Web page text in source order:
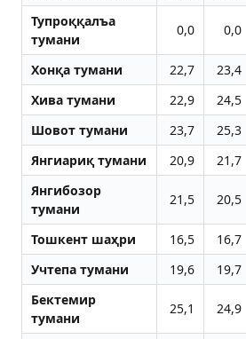
Тупроққалъа
тумани
0,0 0,0
Хонқа тумани 22,7 23,4
Хива тумани
22,9 24,5
Шовот тумани
23,7 25,3
Янгиариқ тумани
20,9 21,7
Янгибозор
тумани
21,5 20,5
Тошкент шаҳри 16,5 16,7
Учтепа тумани
19,6 19,7
Бектемир
тумани
25,1 24,9